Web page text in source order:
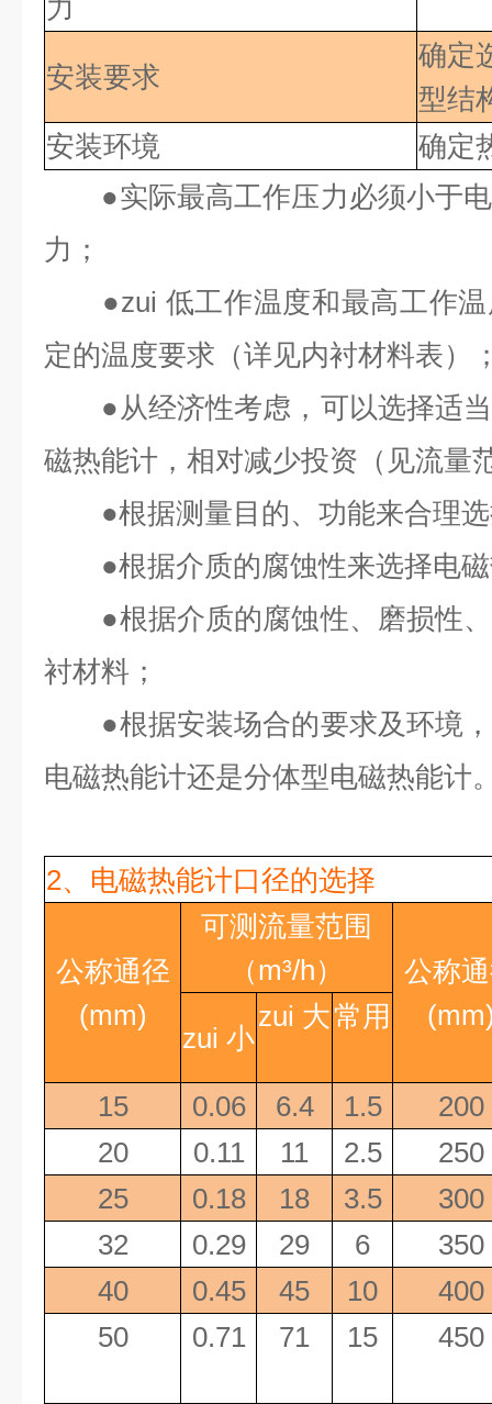
力
安装要求
确定
型结
安装环境
确定
●实际最高工作压力必须小于
力；
●zui 低工作温度和最高工作
定的温度要求（详见内衬材料表）
●从经济性考虑，可以选择适
磁热能计，相对减少投资（见流量
●根据测量目的、功能来合理
●根据介质的腐蚀性来选择电
●根据介质的腐蚀性、磨损性
衬材料；
●根据安装场合的要求及环境
电磁热能计还是分体型电磁热能计
2、电磁热能计口径的选择
公称通径
(mm)
可测流量范围
（m³/h）
公称
zui 小
zui 大常用
15 0.06 6.4 1.5
200
20
0.11 11 2.5
250
25
0.18 18 3.5
300
32
0.29 29 6
350
40
0.45 45 10
400
50
0.71 71 15 450